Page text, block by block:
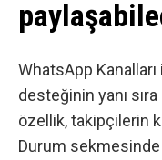
WhatsApp
desteğinin yanı
özellik, takipçilerin
Durum sekmesinde